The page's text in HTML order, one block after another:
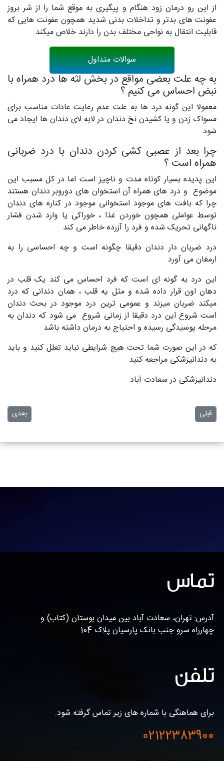
از این رو درمان زود هنگام و پیگیری به موقع شما را از شر بروز
عفونت های بدتر و تداخلات بدنی شدید همچون عفونت هایی که
قابلیت انتقال به نواحی مختلف بدن را دارند خلاص میکند
سوالات متداول
به چه علت بعضی مواقع در بخش لثه ها درد همراه با
نبض احساس می کنیم ؟
معمولا این گونه درد ها به علت عدم رعایت عادات مناسب برای
مسواک زدن و یا کشیدن نخ دندان در لابه لای دندان ها ایجاد می
شود
چرا بعد از عصبی کشی کردن دندان با درد ضربانی
همراه است ؟
این پدیده بسیار کوتاه مدت و ناچیز است اما در کل مسبب این
موضوع و درد های همراه آن استخوان های دوروبر دندان هستند
چرا که بافت های موجود استخوانی موجود در کناره های دندان
توسط عواملی همچون خوردن غذا ، خوراکی یا وارد شدن فشار
ناگهانی تحریک شده و فرد را آزرده خاطر می کند
درد ضربان دار دندان دقیقا چگونه است و چه احساسی را به
ارمغان می آورد
این درد به گونه ای است که فرد احساس می کند یک قلب در
دهان اون قرار داده شده و مثل یه قلب ، همان دندانی که درد
میکند ضربان میزند و عمومی ترین درد موجود در بحث دندان
است شروع این درد دقیقا از زمانی شروع می شود که دندان به
مرحله پوسیدگی رسیده و احتیاج به درمان داشته باشد
که در این صورت شما تحت هیچ شرایطی نباید تعلل کنید و باید
به دندانپزشکی مراجعه کنید
دندانپزشکی در سعادت آباد
مطلب قبلی: لق شدن ایمپلنت دندان چرا اتفاق می افتد؟
قبلی مطلب
بعدی
تماس
آدرس: تهران، سعادت آباد بین میدان بوستان (کتاب) و
چهارراه سرو جنب بانک پارسیان پلاک 104
تلفن
برای هماهنگی با شماره های زیر تماس گرفته شود.
02122383900